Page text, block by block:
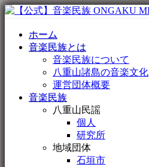
ホーム
音楽民族とは
音楽民族について
八重山諸島の音楽文化
運営団体概要
音楽民族
八重山民謡
個人
研究所
地域団体
石垣市